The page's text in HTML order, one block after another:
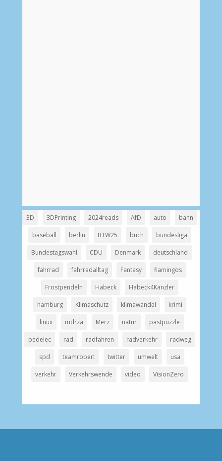
3D 3DPrinting 2024reads AfD auto bahn
baseball berlin BTW25 buch bundesliga
Bundestagswahl CDU Denmark deutschland
fahrrad fahrradalltag Fantasy flamingos
Frostpendeln Habeck Habeck4Kanzler
hamburg Klimaschutz klimawandel krimi
linux mdrza Merz natur pastpuzzle
pedelec rad radfahren radverkehr radweg
spd teamrobert twitter umwelt usa
verkehr Verkehrswende video VisionZero